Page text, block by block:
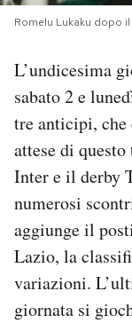
I MIEI
SHOP
CALENDARIO
AREA
Area
Newsletter
Notifiche
Regala il Post
Hai bisogno
Romelu Lukaku dopo
L’undicesima
sabato 2 e
tre anticipi, che
attese di
Inter e il derby
numerosi
aggiunge il
Lazio, la
variazioni.
giornata si